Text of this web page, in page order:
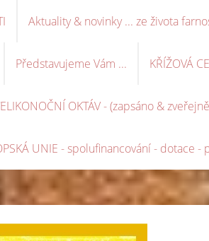
Aktuality & novinky ... ze života
Představujeme Vám ... KŘÍŽOVÁ
OKTÁV - (zapsáno &
UNIE - spolufinancování - dotace -